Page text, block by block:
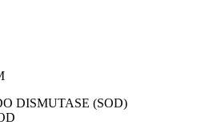
DISMUTASE (SOD)